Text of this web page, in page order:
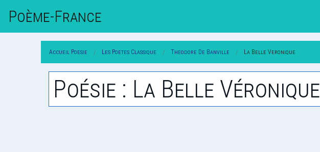
Poème-FrAnce
Accueil Poesie Les Poetes Classique Theodore De Banville La Belle Veronique
Poésie : La Belle Véronique